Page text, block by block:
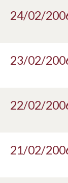
24/02/
23/02/
22/02/
21/02/